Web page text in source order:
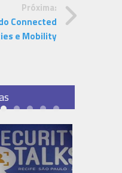
Próxima:
Connected
e Mobility